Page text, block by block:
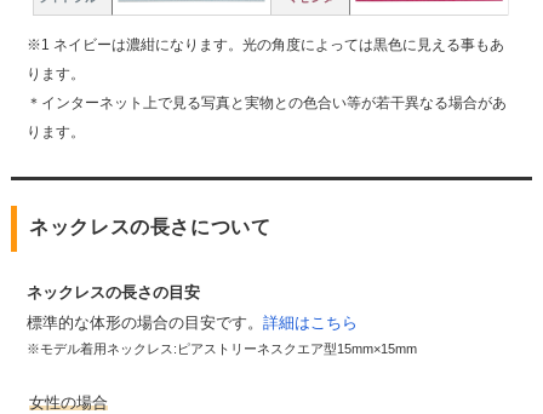
※1 ネイビーは濃紺になります。光の角度によっては黒色に見える事もあ
ります。
＊インターネット上で見る写真と実物との色合い等が若干異なる場合があ
ります。
ネックレスの長さについて
ネックレスの長さの目安
標準的な体形の場合の目安です。 詳細はこちら
※モデル着用ネックレス:ピアストリーネスクエア型15mm×15mm
女性の場合